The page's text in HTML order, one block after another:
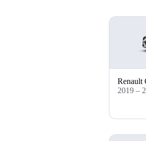
Renault
2019 –